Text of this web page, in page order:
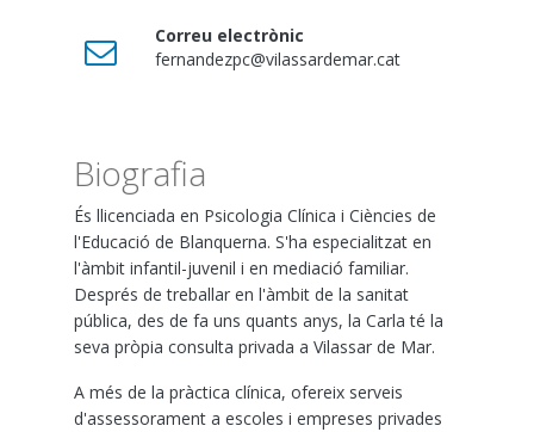
Correu electrònic
fernandezpc@vilassardemar.cat
Biografia
És llicenciada en Psicologia Clínica i Ciències de
l'Educació de Blanquerna. S'ha especialitzat en
l'àmbit infantil-juvenil i en mediació familiar.
Després de treballar en l'àmbit de la sanitat
pública, des de fa uns quants anys, la Carla té la
seva pròpia consulta privada a Vilassar de Mar.
A més de la pràctica clínica, ofereix serveis
d'assessorament a escoles i empreses privades